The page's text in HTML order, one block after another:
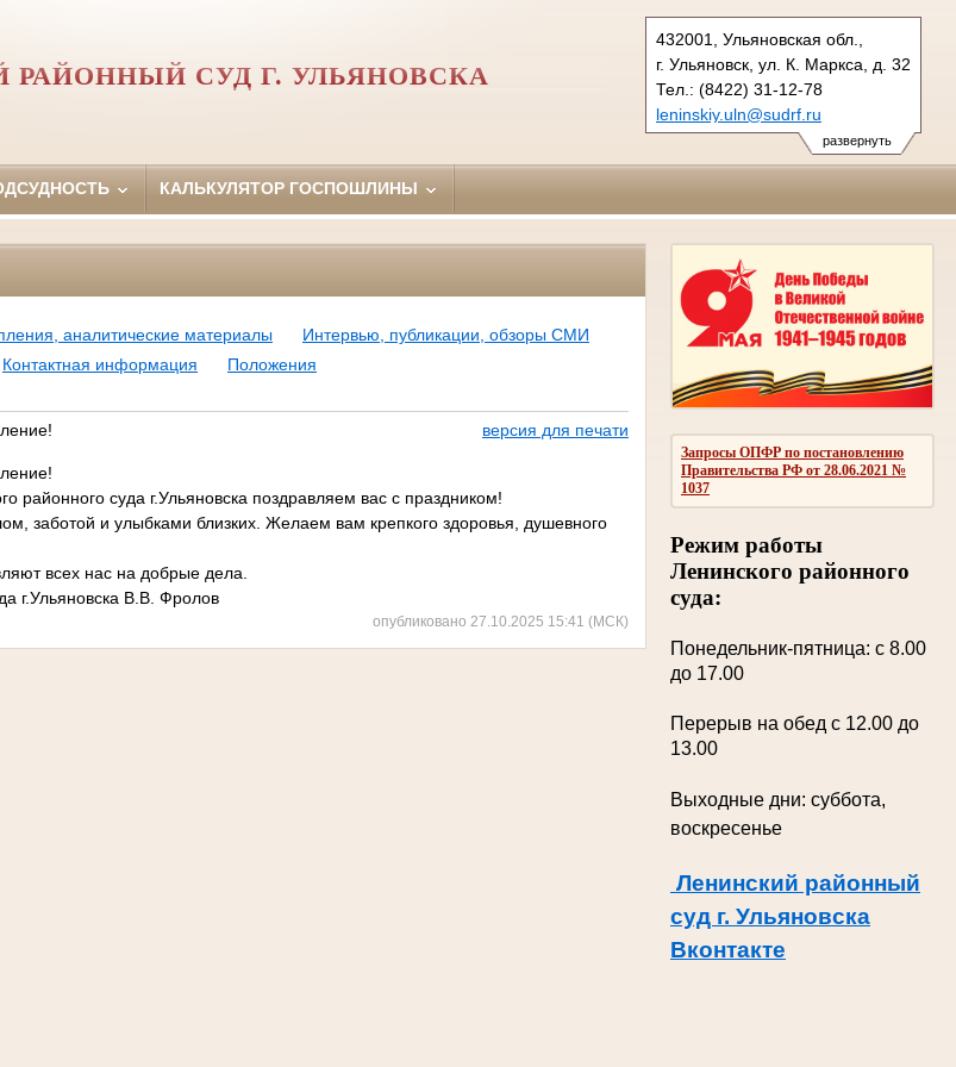
развернуть
432001, Ульяновская обл.,
г. Ульяновск, ул. К. Маркса, д. 32
Тел.: (8422) 31-12-78
leninskiy.uln@sudrf.ru
РАЙОННЫЙ СУД Г. УЛЬЯНОВСКА
КАЛЬКУЛЯТОР ГОСПОШЛИНЫ
Запросы ОПФР по постановлению
Правительства РФ от 28.06.2021 №
1037
Режим работы
Ленинского районного
суда:
Понедельник-пятница: с 8.00
до 17.00
Перерыв на обед с 12.00 до
13.00
Выходные дни: суббота,
воскресенье
Ленинский районный
суд г. Ульяновска
Вконтакте
аналитические материалы
Интервью, публикации, обзоры СМИ
Контактная информация
Положения
версия для печати
районного суда г.Ульяновска поздравляем вас с праздником!
заботой и улыбками близких. Желаем вам крепкого здоровья, душевного
всех нас на добрые дела.
г.Ульяновска В.В. Фролов
опубликовано 27.10.2025 15:41 (МСК)